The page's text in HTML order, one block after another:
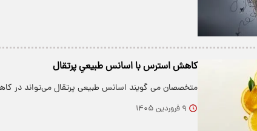
کاهش استرس با اسانس طبیعیِ پرتقال
متخصصان می گویند اسانس طبیعی پرتقال می‌تواند در
۹ فروردین ۱۴۰۵